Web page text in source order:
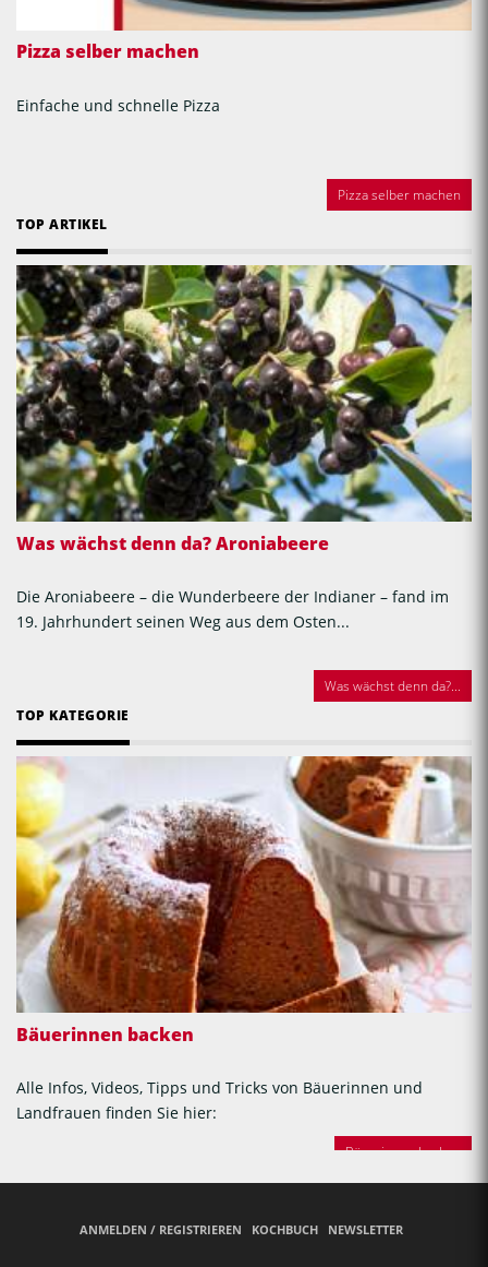
Pizza selber machen
Einfache und schnelle Pizza
Pizza selber machen
TOP ARTIKEL
Was wächst denn da? Aroniabeere
Die Aroniabeere – die Wunderbeere der Indianer – fand im
19. Jahrhundert seinen Weg aus dem Osten...
Was wächst denn da?...
TOP KATEGORIE
Bäuerinnen backen
Alle Infos, Videos, Tipps und Tricks von Bäuerinnen und
Landfrauen finden Sie hier:
Bäuerinnen backen
ANMELDEN / REGISTRIEREN KOCHBUCH NEWSLETTER